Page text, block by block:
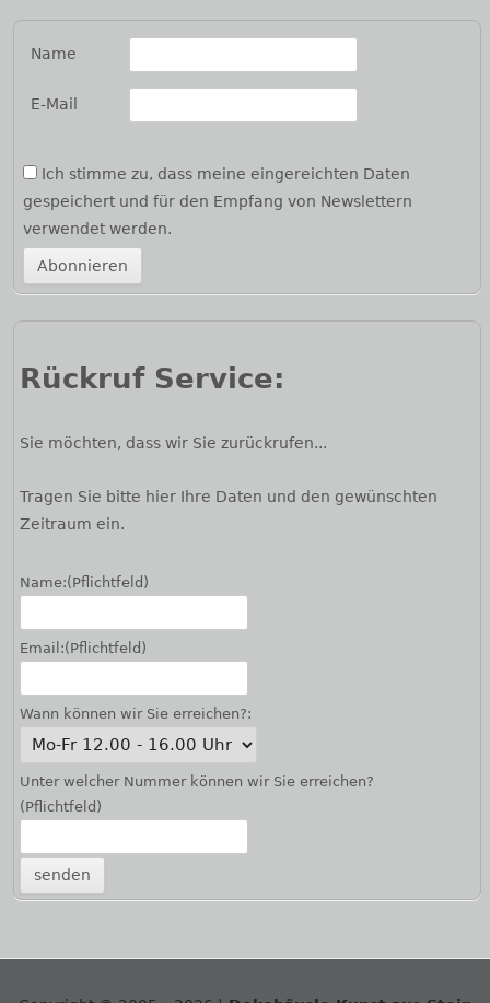
Name
E-Mail
Ich stimme zu, dass meine eingereichten Daten
gespeichert und für den Empfang von Newslettern
verwendet werden.
Rückruf Service:
Sie möchten, dass wir Sie zurückrufen...
Tragen Sie bitte hier Ihre Daten und den gewünschten
Zeitraum ein.
Name:(Pflichtfeld)
Email:(Pflichtfeld)
Wann können wir Sie erreichen?:
Unter welcher Nummer können wir Sie erreichen?
(Pflichtfeld)